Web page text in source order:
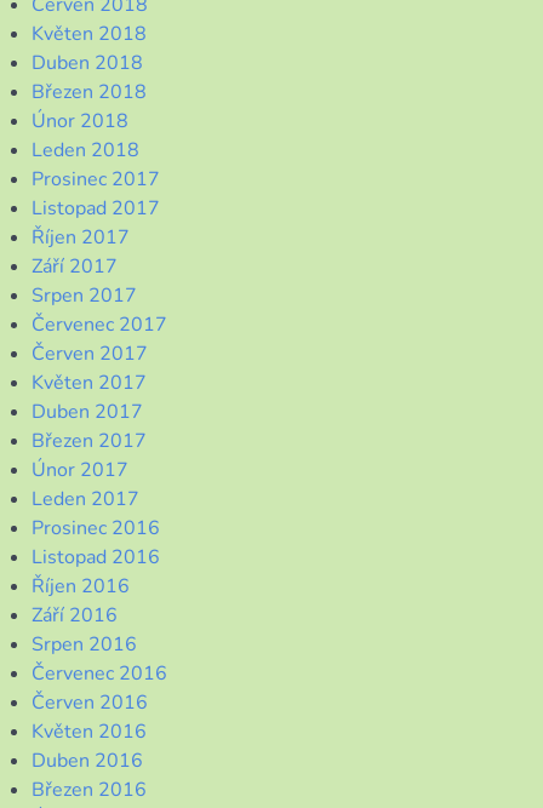
Květen 2018
Duben 2018
Březen 2018
Únor 2018
Leden 2018
Prosinec 2017
Listopad 2017
Říjen 2017
Září 2017
Srpen 2017
Červenec 2017
Červen 2017
Květen 2017
Duben 2017
Březen 2017
Únor 2017
Leden 2017
Prosinec 2016
Listopad 2016
Říjen 2016
Září 2016
Srpen 2016
Červenec 2016
Červen 2016
Květen 2016
Duben 2016
Březen 2016